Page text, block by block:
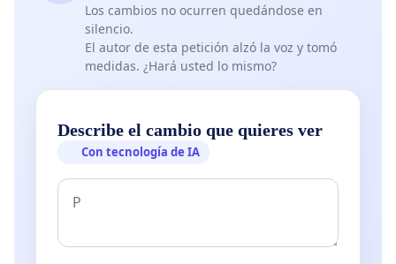
Los cambios no ocurren quedándose en
silencio.
El autor de esta petición alzó la voz y tomó
medidas. ¿Hará usted lo mismo?
Describe el cambio que quieres ver
Con tecnología de IA